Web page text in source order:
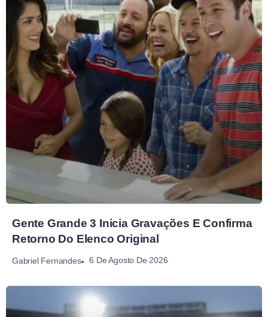
Gente Grande 3 Inicia Gravações E Confirma
Retorno Do Elenco Original
Gabriel Fernandes 6 De Agosto De 2026